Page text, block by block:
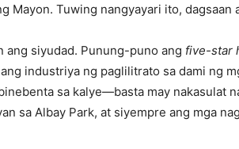
Tuwing nangyayari ito, dagsaan
ang siyudad. Punung-puno ang five-star
industriya ng paglilitrato sa dami ng
sa kalye—basta may nakasulat
sa Albay Park, at siyempre ang mga